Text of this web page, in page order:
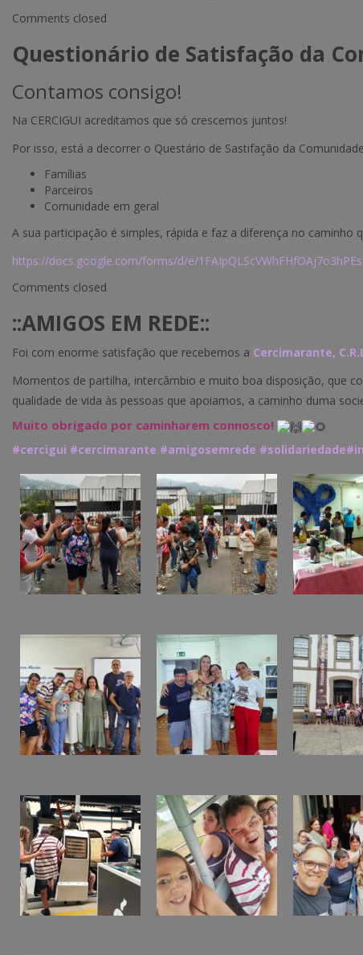
Comments closed
Questionário de Satisfação da
Contamos consigo!
Na CERCIGUI acreditamos que só crescemos juntos!
Por isso, está a decorrer o Questário de Sastifação da
Famílias
Parceiros
Comunidade em geral
A sua participação é simples, rápida e faz a diferença no caminho
https://docs.google.com/forms/d/e/
Comments closed
::AMIGOS EM REDE::
Foi com enorme satisfação que recebemos a Cercimarante,
Momentos de partilha, intercâmbio e muito boa disposição, que
qualidade de vida às pessoas que apoiamos, a caminho duma
Muito obrigado por caminharem connosco!
#cercigui #cercimarante #amigosemrede #solidariedade